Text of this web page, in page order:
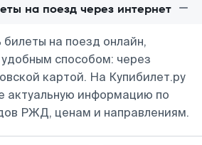
на поезд через интернет
на поезд онлайн,
способом: через
картой. На Купибилет.ру
актуальную информацию по
РЖД, ценам и направлениям.